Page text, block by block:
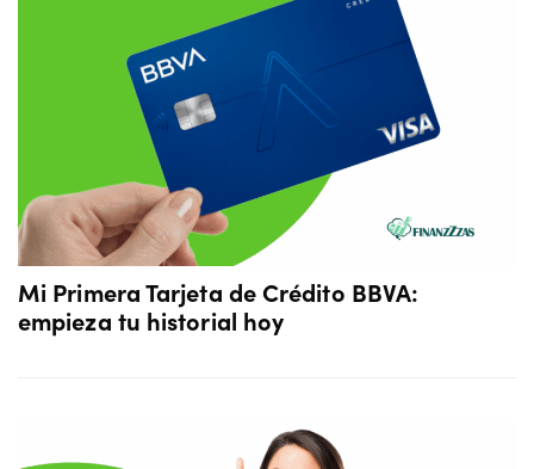
Mi Primera Tarjeta de Crédito BBVA:
empieza tu historial hoy